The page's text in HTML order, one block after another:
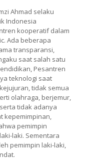
Ahmad selaku
Indonesia
kooperatif dalam
Ada beberapa
transparansi,
saat salah satu
Pesantren
teknologi saat
tidak semua
olahraga, berjemur,
tidak adanya
kepemimpinan,
pemimpin
laki. Sementara
pemimpin laki-laki,